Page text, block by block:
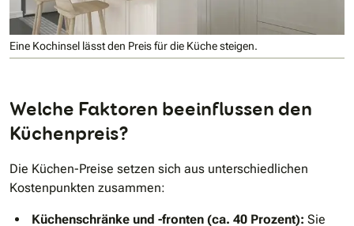
Eine Kochinsel lässt den Preis für die Küche steigen.
Welche Faktoren beeinflussen den
Küchenpreis?
Die Küchen-Preise setzen sich aus unterschiedlichen
Kostenpunkten zusammen:
Küchenschränke und -fronten (ca. 40 Prozent): Sie